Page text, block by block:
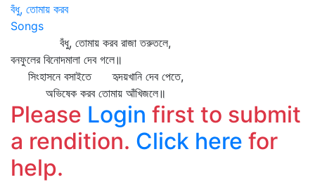
বঁধু, তোমায় করব
Songs
বঁধু, তোমায় করব রাজা তরুতলে,
বনফুলের বিনোদমালা দেব গলে॥
সিংহাসনে বসাইতে হৃদয়খানি দেব পেতে,
অভিষেক করব তোমায় আঁখিজলে॥
Please Login first to submit
a rendition. Click here for
help.